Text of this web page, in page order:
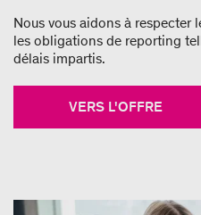
Nous vous aidons à respecter
les obligations de reporting
délais impartis.
VERS L'OFFRE